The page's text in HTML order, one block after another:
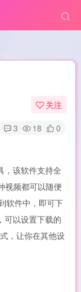
关注
3
18 0
，该软件支持全
视频都可以随便
软件中，即可下
可以设置下载的
，让你在其他设